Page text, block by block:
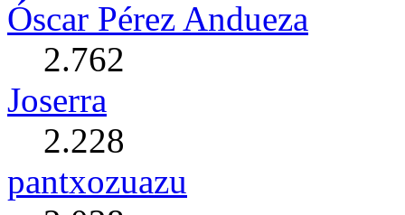
Óscar Pérez Andueza
2.762
Joserra
2.228
pantxozuazu